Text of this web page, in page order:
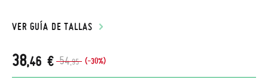
VER GUÍA DE TALLAS
54,95 (-30%)
38,46 €